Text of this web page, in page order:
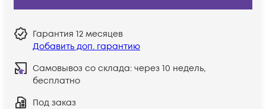
Гарантия 12 месяцев
Добавить доп. гарантию
Самовывоз со склада: через 10 недель,
бесплатно
Под заказ